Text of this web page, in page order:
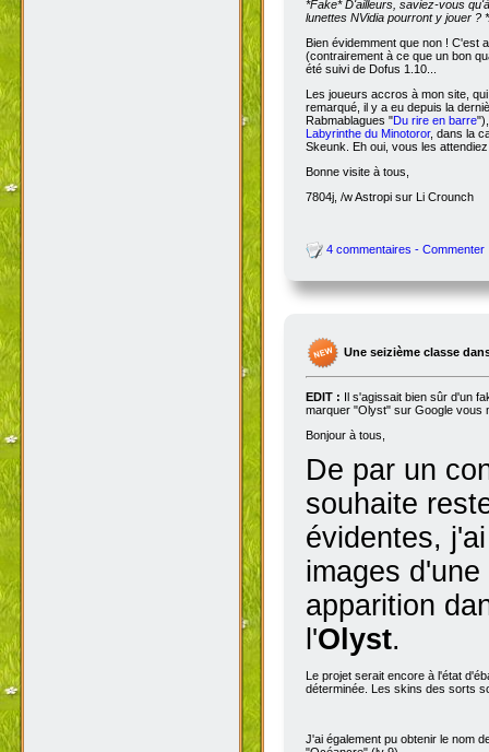
*Fake*D'ailleurs, saviez-vous
lunettes NVidia pourront y jouer ?
Bien évidemment que non ! C'est
(contrairement à ce que un bon
été suivi de Dofus 1.10...
Les joueurs accros à mon site,
remarqué, il y a eu depuis la
Rabmablagues "Du rire en barre
Labyrinthe du Minotoror, dans la
Skeunk. Eh oui, vous les
Bonne visite à tous,
7804j, /w Astropi sur Li Crounch
4 commentaires - Commenter
Une seizième classe
EDIT : Il s'agissait bien sûr d'un
marquer "Olyst" sur Google vous
Bonjour à tous,
De par un
souhaite
évidentes,
images
apparition
l'Olyst.
Le projet serait encore à l'état
déterminée. Les skins des sorts
J'ai également pu obtenir le nom